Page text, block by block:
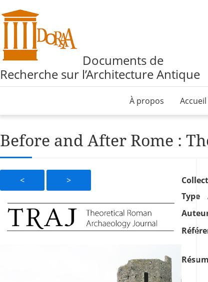
Documents de
Recherche sur l’Architecture Antique
À propos Accueil
Before and After Rome :
< >
Type